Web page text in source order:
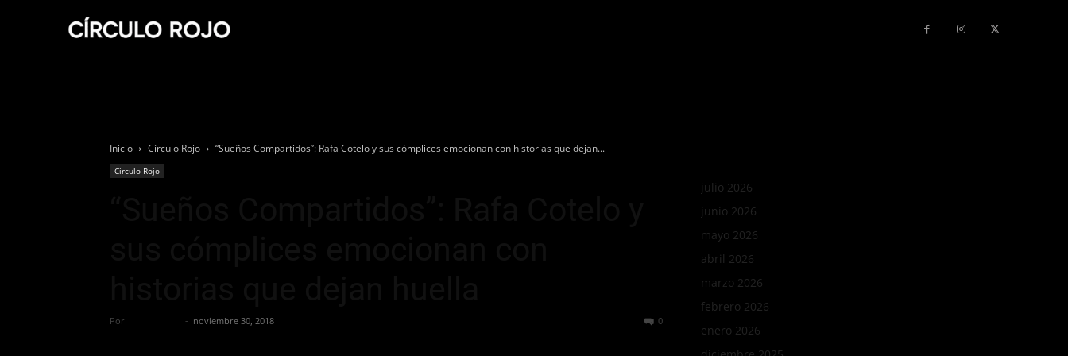
Inicio Círculo Rojo “Sueños Compartidos”: Rafa Cotelo y sus cómplices emocionan con historias que dejan...
Círculo Rojo
Por - noviembre 30, 2018 0
julio 2026
junio 2026
mayo 2026
abril 2026
marzo 2026
febrero 2026
enero 2026